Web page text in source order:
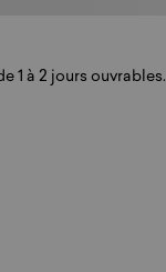
1 à 2 jours ouvrables.